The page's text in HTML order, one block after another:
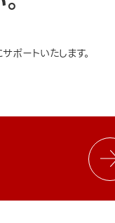
ポートいたします。